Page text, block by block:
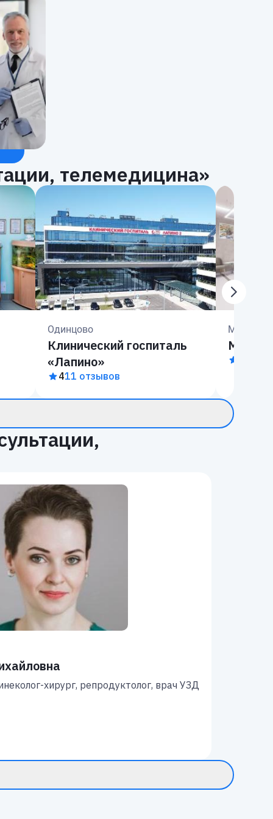
телемедицина»
Одинцово
Клинический госпиталь
«Лапино»
411 отзывов
Москва
хирург, репродуктолог, врач УЗД